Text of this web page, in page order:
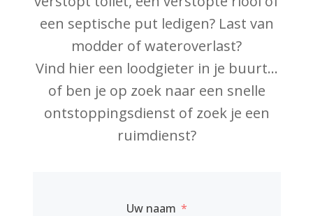
een septische put ledigen? Last van
modder of wateroverlast?
Vind hier een loodgieter in je buurt...
of ben je op zoek naar een snelle
ontstoppingsdienst of zoek je een
ruimdienst?
Uw naam